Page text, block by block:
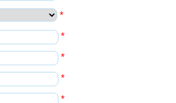
*
*
*
*
*